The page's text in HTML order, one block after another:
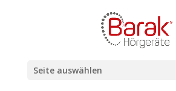
Seite auswählen